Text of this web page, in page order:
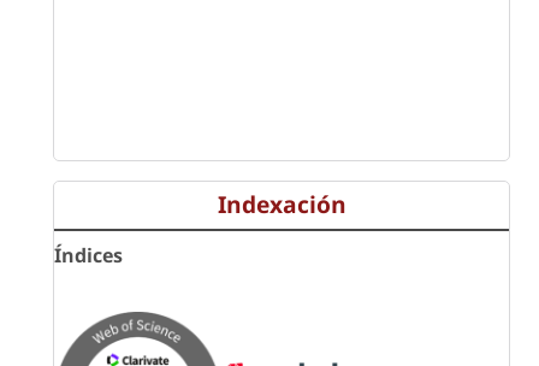
Indexación
Índices